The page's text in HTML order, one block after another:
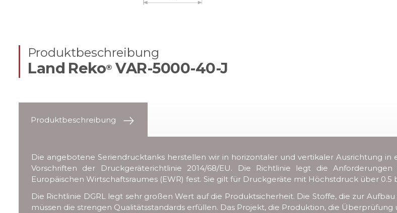
Produktbeschreibung
Land Reko® VAR-5000-40-J
Produktbeschreibung
Die angebotene Seriendrucktanks herstellen wir in horizontaler und vertikaler Ausrichtung
Vorschriften der Druckgeräterichtlinie 2014/68/EU. Die Richtlinie legt die
Europäischen Wirtschaftsraumes (EWR) fest. Sie gilt für Druckgeräte mit Höchstdruck über
Die Richtlinie DGRL legt sehr großen Wert auf die Produktsicherheit. Die Stoffe, die zur
müssen die strengen Qualitätsstandards erfüllen. Das Projekt, die Produktion, die